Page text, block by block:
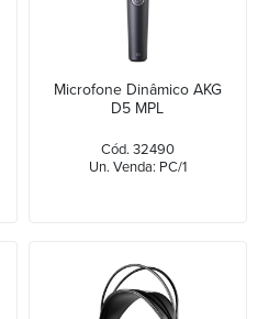
Microfone Dinâmico AKG
D5 MPL
Cód. 32490
Un. Venda: PC/1